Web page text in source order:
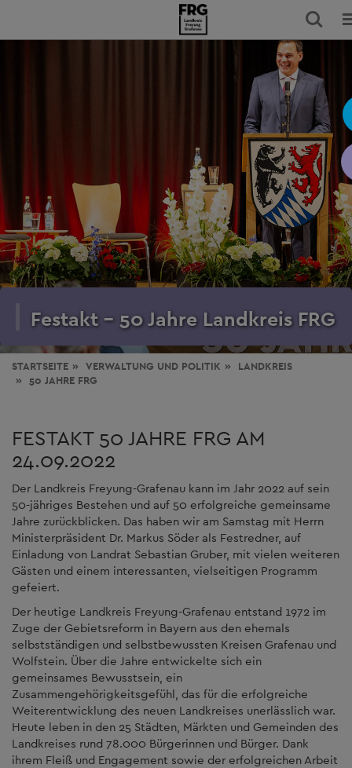
Festakt - 50 Jahre Landkreis FRG
STARTSEITE VERWALTUNG UND POLITIK
LANDKREIS
50 JAHRE FRG
FESTAKT 50 JAHRE FRG AM
24.09.2022
Der Landkreis Freyung-Grafenau kann im Jahr 2022 auf sein
50-jähriges Bestehen und auf 50 erfolgreiche gemeinsame
Jahre zurückblicken. Das haben wir am Samstag mit Herrn
Ministerpräsident Dr. Markus Söder als Festredner, auf
Einladung von Landrat Sebastian Gruber, mit vielen weiteren
Gästen und einem interessanten, vielseitigen Programm
gefeiert.
Der heutige Landkreis Freyung-Grafenau entstand 1972 im
Zuge der Gebietsreform in Bayern aus den ehemals
selbstständigen und selbstbewussten Kreisen Grafenau und
Wolfstein. Über die Jahre entwickelte sich ein
gemeinsames Bewusstsein, ein
Zusammengehörigkeitsgefühl, das für die erfolgreiche
Weiterentwicklung des neuen Landkreises unerlässlich war.
Heute leben in den 25 Städten, Märkten und Gemeinden des
Landkreises rund 78.000 Bürgerinnen und Bürger. Dank
ihrem Fleiß und Engagement sowie der erfolgreichen Arbeit